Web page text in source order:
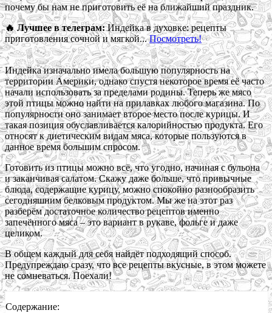
почему бы нам не приготовить её на ближайший праздник.
🔥 Лучшее в телеграм: Индейка в духовке: рецепты
приготовления сочной и мягкой... Посмотреть!
Индейка изначально имела большую популярность на
территории Америки, однако спустя некоторое время её часто
начали использовать за пределами родины. Теперь же мясо
этой птицы можно найти на прилавках любого магазина. По
популярности оно занимает второе место после курицы. И
такая позиция обуславливается калорийностью продукта. Его
относят к диетическим видам мяса, которые пользуются в
данное время большим спросом.
Готовить из птицы можно всё, что угодно, начиная с бульона
и заканчивая салатом. Скажу даже больше, что привычные
блюда, содержащие курицу, можно спокойно разнообразить
сегодняшним белковым продуктом. Мы же на этот раз
разберём достаточное количество рецептов именно
запечённого мяса – это вариант в рукаве, фольге и даже
целиком.
В общем каждый для себя найдёт подходящий способ.
Предупреждаю сразу, что все рецепты вкусные, в этом можете
не сомневаться. Поехали!
Содержание: